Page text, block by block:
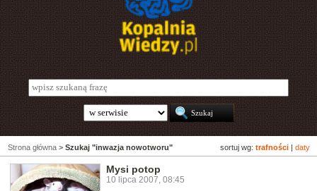
sortuj wg: trafności daty
Strona główna > Szukaj "inwazja nowotworu"
Mysi potop
10 lipca 2007, 08:45